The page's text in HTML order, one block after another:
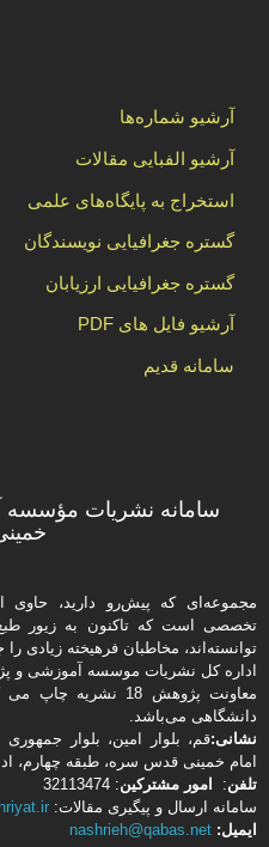
آرشیو شماره‌ها
آرشیو الفبایی مقالات
استخراج به پایگاه‌های علمی
گستره جغرافیایی نویسندگان
گستره جغرافیایی ارزیابان
آرشیو فایل های PDF
سامانه قدیم
سامانه نشریات
مجموعه‌ای که پیش‌رو دارید،‌
تخصصی است که تاکنون به زیور
توانسته‌اند، مخاطبان فرهیخته‌ زیادی را
اداره كل نشریات موسسه آموزشی و
معاونت پژوهش 18
دانشگاهی می‌باشد.
نشانی:قم، بلوار امین، بلوار
امام خمینی قدس سره، طبقه چهارم،
تلفن: امور مشتركین: 32113474
سامانه ارسال و پیگیری مقالات:
ایمیل: nashrieh@qabas.net